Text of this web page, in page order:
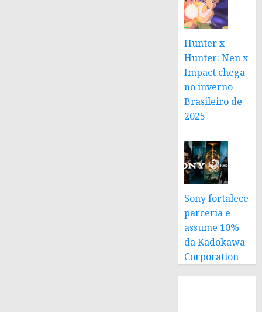
Hunter x
Hunter: Nen x
Impact chega
no inverno
Brasileiro de
2025
Sony fortalece
parceria e
assume 10%
da Kadokawa
Corporation